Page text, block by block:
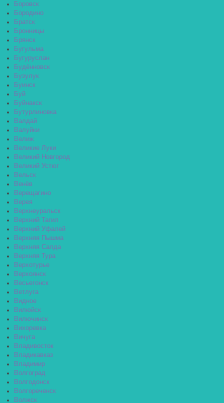
Боровск
Бородино
Братск
Бронницы
Брянск
Бугульма
Бугуруслан
Будённовск
Бузулук
Буинск
Буй
Буйнакск
Бутурлиновка
Валдай
Валуйки
Велиж
Великие Луки
Великий Новгород
Великий Устюг
Вельск
Венёв
Верещагино
Верея
Верхнеуральск
Верхний Тагил
Верхний Уфалей
Верхняя Пышма
Верхняя Салда
Верхняя Тура
Верхотурье
Верхоянск
Весьегонск
Ветлуга
Видное
Вилюйск
Вилючинск
Вихоревка
Вичуга
Владивосток
Владикавказ
Владимир
Волгоград
Волгодонск
Волгореченск
Волжск